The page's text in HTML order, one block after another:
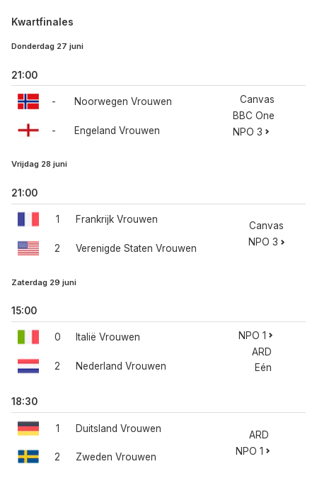
Kwartfinales
Donderdag 27 juni
21:00
-
-
Noorwegen Vrouwen
Engeland Vrouwen
Canvas
BBC One
NPO 3
Vrijdag 28 juni
21:00
1
2
Frankrijk Vrouwen
Verenigde Staten Vrouwen
Canvas
NPO 3
Zaterdag 29 juni
15:00
0
2
Italië Vrouwen
Nederland Vrouwen
NPO 1
ARD
Eén
18:30
1
2
Duitsland Vrouwen
Zweden Vrouwen
ARD
NPO 1